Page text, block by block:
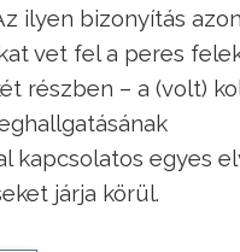
ilyen bizonyítás
vet fel a peres
részben – a (volt)
kapcsolatos egyes
járja körül.